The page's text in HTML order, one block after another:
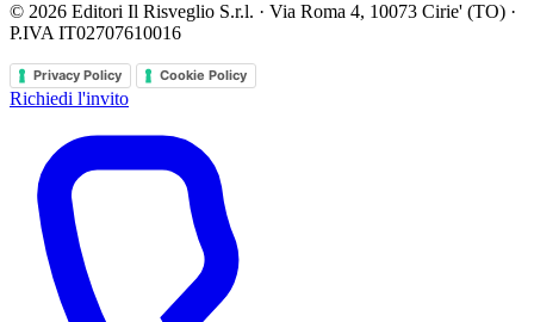
© 2026 Editori Il Risveglio S.r.l. · Via Roma 4, 10073 Cirie' (TO) ·
P.IVA IT02707610016
Privacy Policy Cookie Policy
Richiedi l'invito